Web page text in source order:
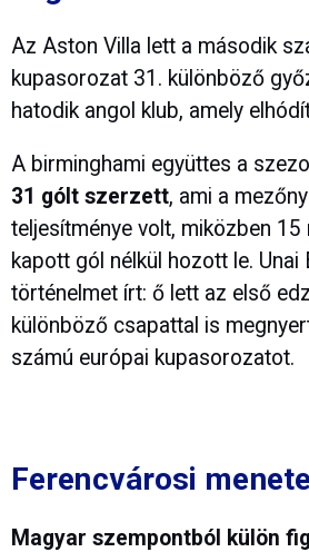
Az Aston Villa lett a második
kupasorozat 31. különböző
hatodik angol klub, amely
A birminghami együttes a
31 gólt szerzett, ami a
teljesítménye volt, miközben
kapott gól nélkül hozott le. Unai
történelmet írt: ő lett az első
különböző csapattal is
számú európai kupasorozatot.
Ferencvárosi
Magyar szempontból külön